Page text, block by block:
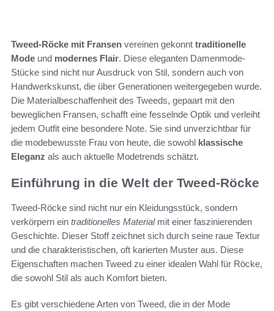
Tweed-Röcke mit Fransen vereinen gekonnt traditionelle
Mode und modernes Flair. Diese eleganten Damenmode-
Stücke sind nicht nur Ausdruck von Stil, sondern auch von
Handwerkskunst, die über Generationen weitergegeben wurde.
Die Materialbeschaffenheit des Tweeds, gepaart mit den
beweglichen Fransen, schafft eine fesselnde Optik und verleiht
jedem Outfit eine besondere Note. Sie sind unverzichtbar für
die modebewusste Frau von heute, die sowohl klassische
Eleganz als auch aktuelle Modetrends schätzt.
Einführung in die Welt der Tweed-Röcke
Tweed-Röcke sind nicht nur ein Kleidungsstück, sondern
verkörpern ein traditionelles Materialmit einer faszinierenden
Geschichte. Dieser Stoff zeichnet sich durch seine raue Textur
und die charakteristischen, oft karierten Muster aus. Diese
Eigenschaften machen Tweed zu einer idealen Wahl für Röcke,
die sowohl Stil als auch Komfort bieten.
Es gibt verschiedene Arten von Tweed, die in der Mode